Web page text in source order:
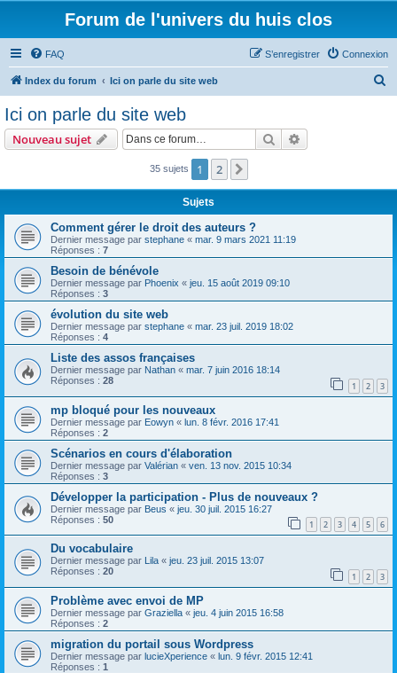
Forum de l'univers du huis clos
FAQ Connexion
S’enregistrer
Index du forum Ici on parle du site web
Ici on parle du site web
Nouveau sujet Rechercher
35 sujets 1 2
Sujets
Comment gérer le droit des auteurs ?
Dernier message par stephane « mar. 9 mars 2021 11:19
Réponses : 7
Besoin de bénévole
Dernier message par Phoenix « jeu. 15 août 2019 09:10
Réponses : 3
évolution du site web
Dernier message par stephane « mar. 23 juil. 2019 18:02
Réponses : 4
Liste des assos françaises
Dernier message par Nathan « mar. 7 juin 2016 18:14
Réponses : 28 1 2 3
mp bloqué pour les nouveaux
Dernier message par Eowyn « lun. 8 févr. 2016 17:41
Réponses : 2
Scénarios en cours d'élaboration
Dernier message par Valérian « ven. 13 nov. 2015 10:34
Réponses : 3
Développer la participation - Plus de nouveaux ?
Dernier message par Beus « jeu. 30 juil. 2015 16:27
Réponses : 50 1 2 3 4 5 6
Du vocabulaire
Dernier message par Lila « jeu. 23 juil. 2015 13:07
Réponses : 20 1 2 3
Problème avec envoi de MP
Dernier message par Graziella « jeu. 4 juin 2015 16:58
Réponses : 2
migration du portail sous Wordpress
Dernier message par lucieXperience « lun. 9 févr. 2015 12:41
Réponses : 1